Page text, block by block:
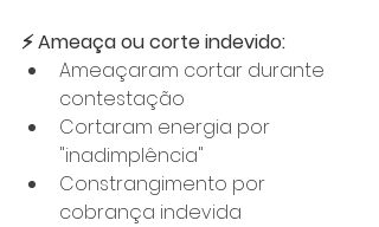
⚡ Ameaça ou corte indevido:
Ameaçaram cortar durante
contestação
Cortaram energia por
"inadimplência"
Constrangimento por
cobrança indevida